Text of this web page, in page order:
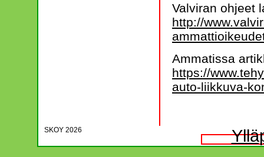
Valviran ohjeet
http://
Ammatissa
https://
auto-liikkuva-
SKOY 2026